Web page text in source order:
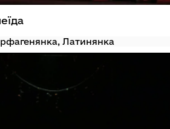
Латинянка